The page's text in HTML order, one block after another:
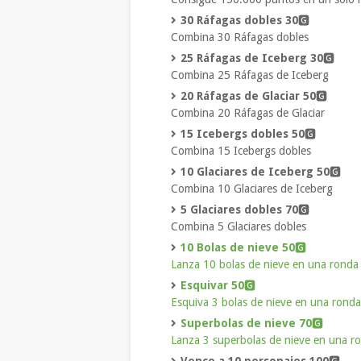
30 Ráfagas dobles 30🅶
Combina 30 Ráfagas dobles
25 Ráfagas de Iceberg 30🅶
Combina 25 Ráfagas de Iceberg
20 Ráfagas de Glaciar 50🅶
Combina 20 Ráfagas de Glaciar
15 Icebergs dobles 50🅶
Combina 15 Icebergs dobles
10 Glaciares de Iceberg 50🅶
Combina 10 Glaciares de Iceberg
5 Glaciares dobles 70🅶
Combina 5 Glaciares dobles
10 Bolas de nieve 50🅶
Lanza 10 bolas de nieve en una ronda
Esquivar 50🅶
Esquiva 3 bolas de nieve en una ronda
Superbolas de nieve 70🅶
Lanza 3 superbolas de nieve en una